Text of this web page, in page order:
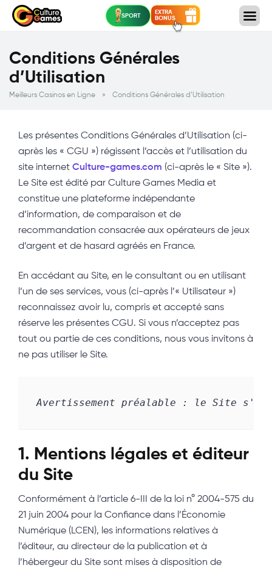
SPORT
EXTRA
BONUS
Conditions Générales
d’Utilisation
Meilleurs Casinos en Ligne » Conditions Générales d’Utilisation
Les présentes Conditions Générales d’Utilisation (ci-
après les « CGU ») régissent l’accès et l’utilisation du
site internet Culture-games.com (ci-après le « Site »).
Le Site est édité par Culture Games Media et
constitue une plateforme indépendante
d’information, de comparaison et de
recommandation consacrée aux opérateurs de jeux
d’argent et de hasard agréés en France.
En accédant au Site, en le consultant ou en utilisant
l’un de ses services, vous (ci-après l’« Utilisateur »)
reconnaissez avoir lu, compris et accepté sans
réserve les présentes CGU. Si vous n’acceptez pas
tout ou partie de ces conditions, nous vous invitons à
ne pas utiliser le Site.
Avertissement préalable : le Site
1. Mentions légales et éditeur
du Site
Conformément à l’article 6-III de la loi n° 2004-575 du
21 juin 2004 pour la Confiance dans l’Économie
Numérique (LCEN), les informations relatives à
l’éditeur, au directeur de la publication et à
l’hébergeur du Site sont mises à disposition de